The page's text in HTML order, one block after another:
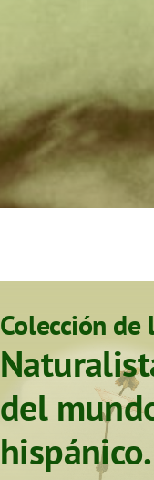
Colección de
del
hispánico.